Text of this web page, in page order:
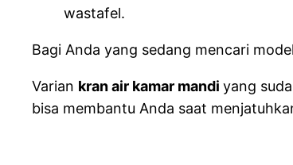
wastafel.
Bagi Anda yang sedang mencari
Varian kran air kamar mandi yang
bisa membantu Anda saat